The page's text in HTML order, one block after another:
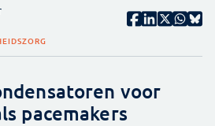
voor
pacemakers